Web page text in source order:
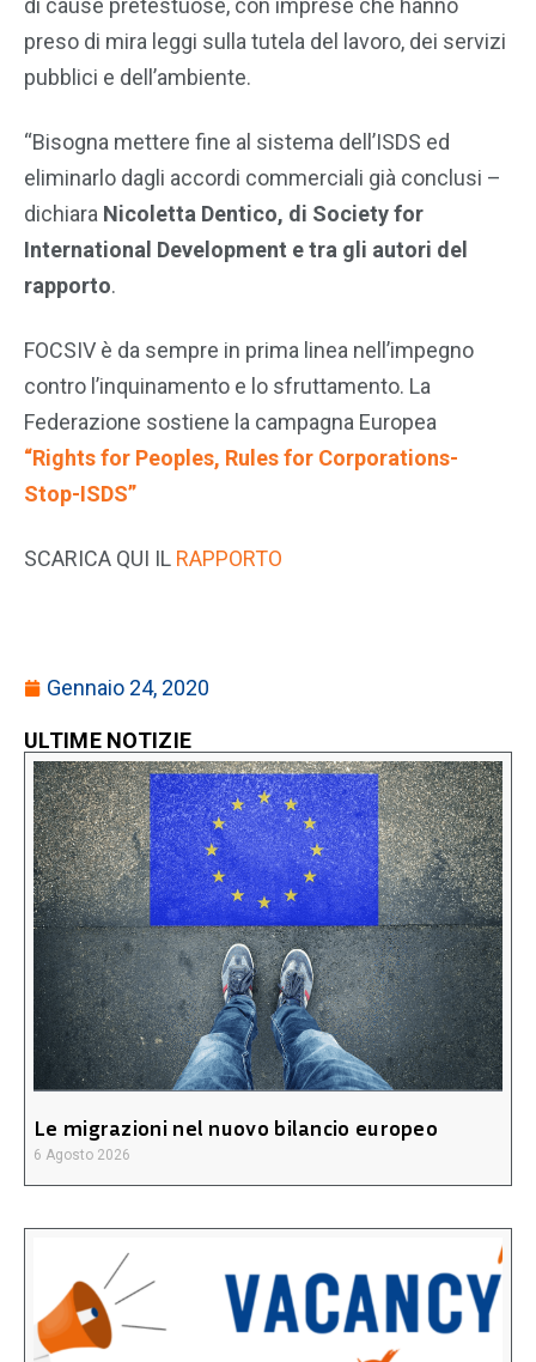
di cause pretestuose, con imprese che hanno
preso di mira leggi sulla tutela del lavoro, dei servizi
pubblici e dell’ambiente.
“Bisogna mettere fine al sistema dell’ISDS ed
eliminarlo dagli accordi commerciali già conclusi –
dichiara Nicoletta Dentico, di Society for
International Development e tra gli autori del
rapporto.
FOCSIV è da sempre in prima linea nell’impegno
contro l’inquinamento e lo sfruttamento. La
Federazione sostiene la campagna Europea
“Rights for Peoples, Rules for Corporations-
Stop-ISDS”
SCARICA QUI IL RAPPORTO
Gennaio 24, 2020
ULTIME NOTIZIE
Le migrazioni nel nuovo bilancio europeo
6 Agosto 2026